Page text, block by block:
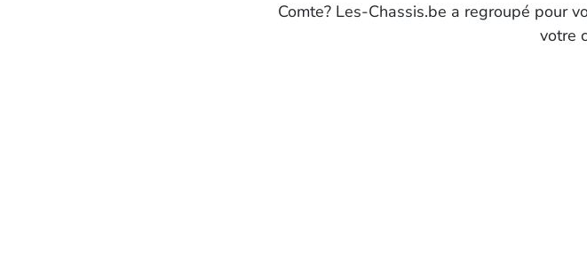
Comte? Les-Chassis.be a regroupé pour
votre